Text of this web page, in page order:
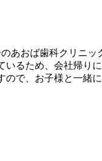
あおば歯科クリニッ
いるため、会社帰り
ので、お子様と一緒